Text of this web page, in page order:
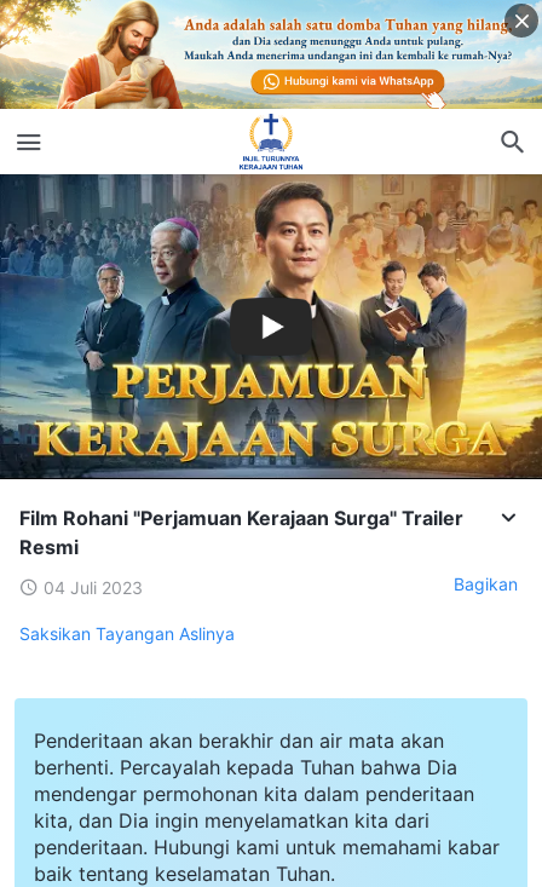
Film Rohani "Perjamuan Kerajaan Surga" Trailer
Resmi
04 Juli 2023 Bagikan
Saksikan Tayangan Aslinya
Penderitaan akan berakhir dan air mata akan
berhenti. Percayalah kepada Tuhan bahwa Dia
mendengar permohonan kita dalam penderitaan
kita, dan Dia ingin menyelamatkan kita dari
penderitaan. Hubungi kami untuk memahami kabar
baik tentang keselamatan Tuhan.